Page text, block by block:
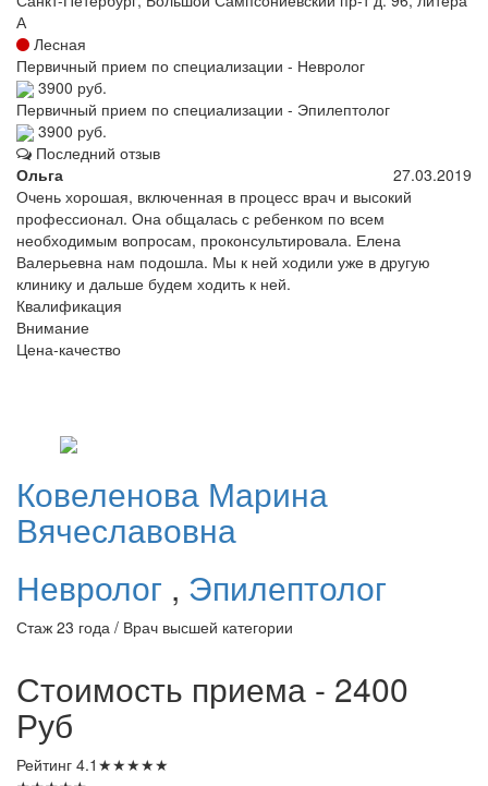
А
Лесная
Первичный прием по специализации - Невролог
3900 руб.
Первичный прием по специализации - Эпилептолог
3900 руб.
Последний отзыв
Ольга
27.03.2019
Очень хорошая, включенная в процесс врач и высокий
профессионал. Она общалась с ребенком по всем
необходимым вопросам, проконсультировала. Елена
Валерьевна нам подошла. Мы к ней ходили уже в другую
клинику и дальше будем ходить к ней.
Квалификация
Внимание
Цена-качество
Ковеленова Марина
Вячеславовна
Невролог , Эпилептолог
Стаж 23 года / Врач высшей категории
Стоимость приема - 2400
Руб
Рейтинг 4.1 ★★★★★